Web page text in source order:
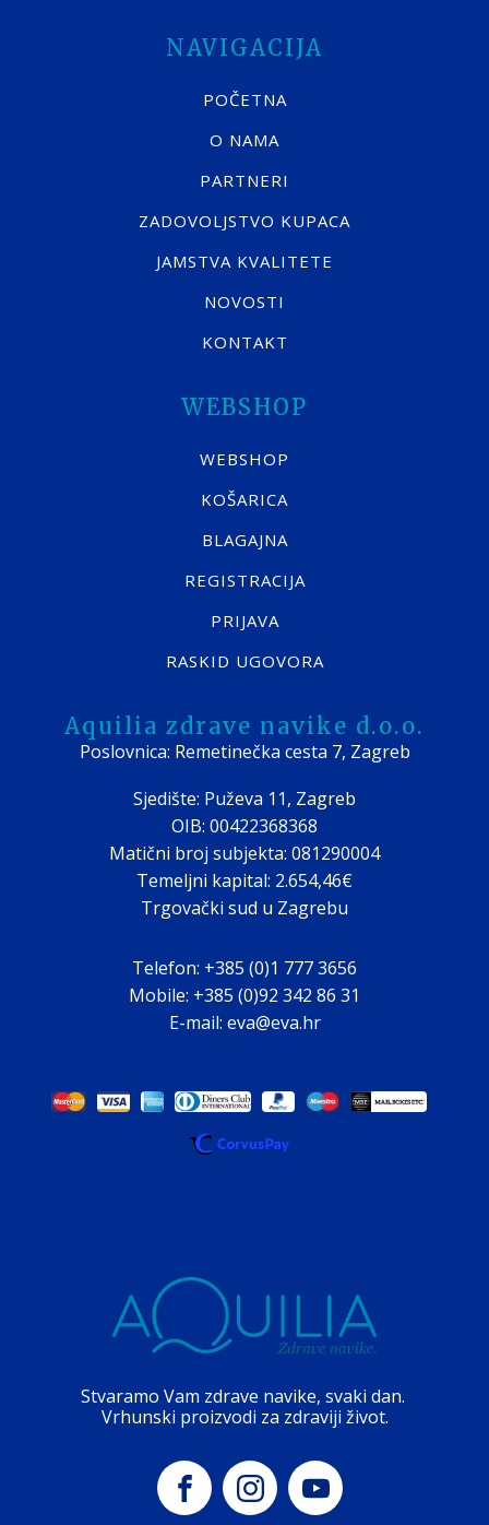
NAVIGACIJA
POČETNA
O NAMA
PARTNERI
ZADOVOLJSTVO KUPACA
JAMSTVA KVALITETE
NOVOSTI
KONTAKT
WEBSHOP
WEBSHOP
KOŠARICA
BLAGAJNA
REGISTRACIJA
PRIJAVA
RASKID UGOVORA
Aquilia zdrave navike d.o.o.
Poslovnica: Remetinečka cesta 7, Zagreb
Sjedište: Puževa 11, Zagreb
OIB: 00422368368
Matični broj subjekta: 081290004
Temeljni kapital: 2.654,46€
Trgovački sud u Zagrebu
Telefon: +385 (0)1 777 3656
Mobile: +385 (0)92 342 86 31
E-mail: eva@eva.hr
Stvaramo Vam zdrave navike, svaki dan.
Vrhunski proizvodi za zdraviji život.